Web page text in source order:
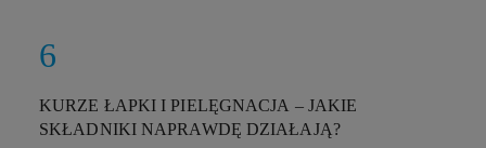
KURZE ŁAPKI I PIELĘGNACJA – JAKIE
SKŁADNIKI NAPRAWDĘ DZIAŁAJĄ?